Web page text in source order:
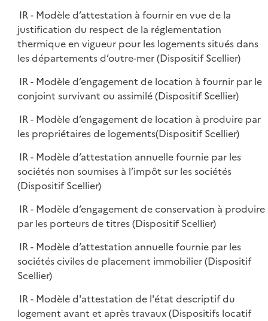
IR - Modèle d’attestation à fournir en vue de la
justification du respect de la réglementation
thermique en vigueur pour les logements situés dans
les départements d’outre-mer (Dispositif Scellier)
IR - Modèle d’engagement de location à fournir par le
conjoint survivant ou assimilé (Dispositif Scellier)
IR - Modèle d’engagement de location à produire par
les propriétaires de logements(Dispositif Scellier)
IR - Modèle d’attestation annuelle fournie par les
sociétés non soumises à l’impôt sur les sociétés
(Dispositif Scellier)
IR - Modèle d’engagement de conservation à produire
par les porteurs de titres (Dispositif Scellier)
IR - Modèle d’attestation annuelle fournie par les
sociétés civiles de placement immobilier (Dispositif
Scellier)
IR - Modèle d'attestation de l'état descriptif du
logement avant et après travaux (Dispositifs locatif